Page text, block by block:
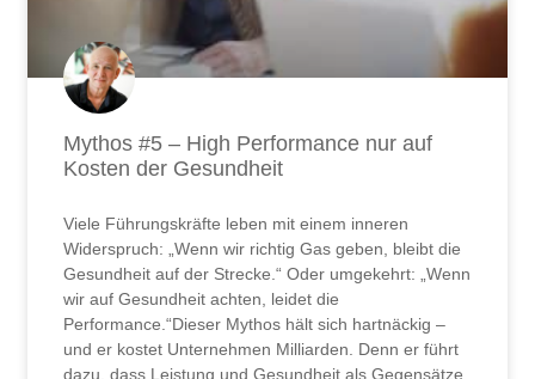
Mythos #5 – High Performance nur auf
Kosten der Gesundheit
Viele Führungskräfte leben mit einem inneren
Widerspruch: „Wenn wir richtig Gas geben, bleibt die
Gesundheit auf der Strecke.“ Oder umgekehrt: „Wenn
wir auf Gesundheit achten, leidet die
Performance.“Dieser Mythos hält sich hartnäckig –
und er kostet Unternehmen Milliarden. Denn er führt
dazu, dass Leistung und Gesundheit als Gegensätze